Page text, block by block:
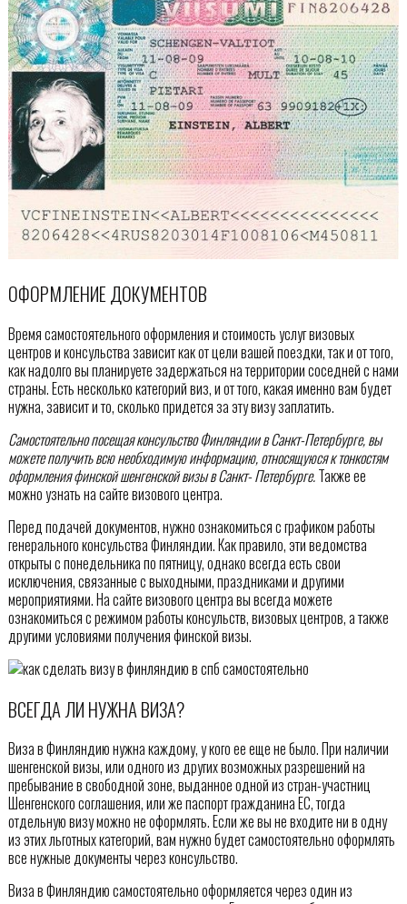
ОФОРМЛЕНИЕ ДОКУМЕНТОВ
Время самостоятельного оформления и стоимость услуг визовых
центров и консульства зависит как от цели вашей поездки, так и от того,
как надолго вы планируете задержаться на территории соседней с нами
страны. Есть несколько категорий виз, и от того, какая именно вам будет
нужна, зависит и то, сколько придется за эту визу заплатить.
Самостоятельно посещая консульство Финляндии в Санкт-Петербурге, вы
можете получить всю необходимую информацию, относящуюся к тонкостям
оформления финской шенгенской визы в Санкт- Петербурге.Также ее
можно узнать на сайте визового центра.
Перед подачей документов, нужно ознакомиться с графиком работы
генерального консульства Финляндии. Как правило, эти ведомства
открыты с понедельника по пятницу, однако всегда есть свои
исключения, связанные с выходными, праздниками и другими
мероприятиями. На сайте визового центра вы всегда можете
ознакомиться с режимом работы консульств, визовых центров, а также
другими условиями получения финской визы.
ВСЕГДА ЛИ НУЖНА ВИЗА?
Виза в Финляндию нужна каждому, у кого ее еще не было. При наличии
шенгенской визы, или одного из других возможных разрешений на
пребывание в свободной зоне, выданное одной из стран-участниц
Шенгенского соглашения, или же паспорт гражданина ЕС, тогда
отдельную визу можно не оформлять. Если же вы не входите ни в одну
из этих льготных категорий, вам нужно будет самостоятельно оформлять
все нужные документы через консульство.
Виза в Финляндию самостоятельно оформляется через один из